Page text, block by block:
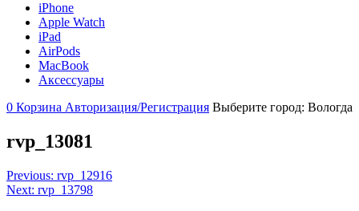
iPhone
Apple Watch
iPad
AirPods
MacBook
Аксессуары
0 Корзина Авторизация/Регистрация Выберите город: Вологда
rvp_13081
Навигация
по
Previous: rvp_12916
Next: rvp_13798